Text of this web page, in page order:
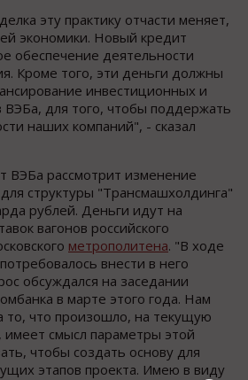
эту практику отчасти меняет,
экономики. Новый кредит
обеспечение деятельности
Кроме того, эти деньги должны
инвестиционных и
ВЭБа, для того, чтобы поддержать
наших компаний", - сказал
ВЭБа рассмотрит изменение
структуры "Трансмашхолдинга"
рублей. Деньги идут на
вагонов российского
метрополитена. "В ходе
внести в него
обсуждался на заседании
в марте этого года. Нам
то, что произошло, на текущую
смысл параметры этой
чтобы создать основу для
этапов проекта. Имею в виду